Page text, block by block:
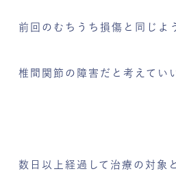
前回のむちうち損傷と同じよ
椎間関節の障害だと考えてい
数日以上経過して治療の対象